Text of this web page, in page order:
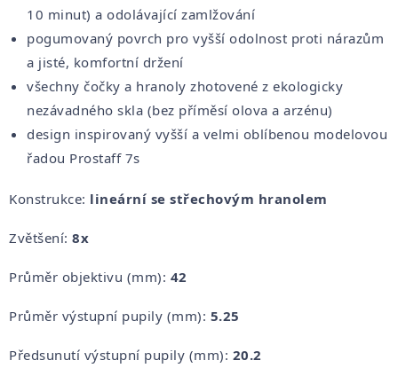
10 minut) a odolávající zamlžování
pogumovaný povrch pro vyšší odolnost proti nárazům
a jisté, komfortní držení
všechny čočky a hranoly zhotovené z ekologicky
nezávadného skla (bez příměsí olova a arzénu)
design inspirovaný vyšší a velmi oblíbenou modelovou
řadou Prostaff 7s
Konstrukce: lineární se střechovým hranolem
Zvětšení: 8x
Průměr objektivu (mm): 42
Průměr výstupní pupily (mm): 5.25
Předsunutí výstupní pupily (mm): 20.2